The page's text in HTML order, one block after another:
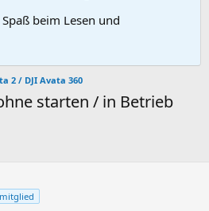
beim Lesen und
2 / DJI Avata 360
starten / in Betrieb